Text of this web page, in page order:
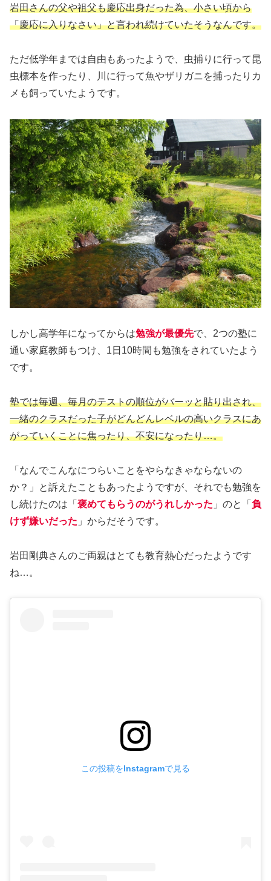
岩田さんの父や祖父も慶応出身だった為、小さい頃から
「慶応に入りなさい」と言われ続けていたそうなんです。
ただ低学年までは自由もあったようで、虫捕りに行って昆
虫標本を作ったり、川に行って魚やザリガニを捕ったりカ
メも飼っていたようです。
しかし高学年になってからは勉強が最優先で、2つの塾に
通い家庭教師もつけ、1日10時間も勉強をされていたよう
です。
塾では毎週、毎月のテストの順位がバーッと貼り出され、
一緒のクラスだった子がどんどんレベルの高いクラスにあ
がっていくことに焦ったり、不安になったり…。
「なんでこんなにつらいことをやらなきゃならないの
か？」と訴えたこともあったようですが、それでも勉強を
し続けたのは「 褒めてもらうのがうれしかった 」のと「 負
けず嫌いだった 」からだそうです。
岩田剛典さんのご両親はとても教育熱心だったようです
ね…。
この投稿をInstagramで見る